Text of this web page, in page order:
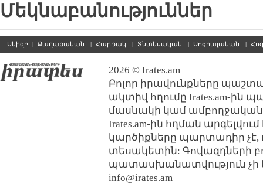
Մեկնաբանություններ
Սկիզբ | Քաղաքական | Հարթակ | Տնտեսական | Սոցիալական |
2026 © Irates.am
Բոլոր իրավունքները
ակտիվ հղումը Irates.am-ին
մասնակի կամ ամբողջական
Irates.am-ին հղման
կարծիքները պարտադիր չէ,
տեսակետին: Գովազդների
պատասխանատվություն չի
info@irates.am